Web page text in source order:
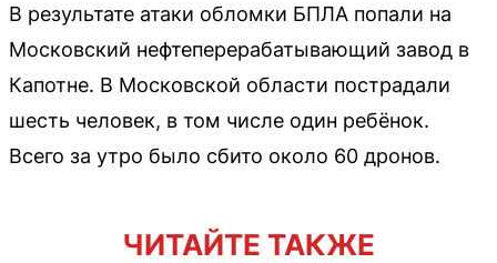
В результате атаки обломки БПЛА попали на
Московский нефтеперерабатывающий завод в
Капотне. В Московской области пострадали
шесть человек, в том числе один ребёнок.
Всего за утро было сбито около 60 дронов.
ЧИТАЙТЕ ТАКЖЕ